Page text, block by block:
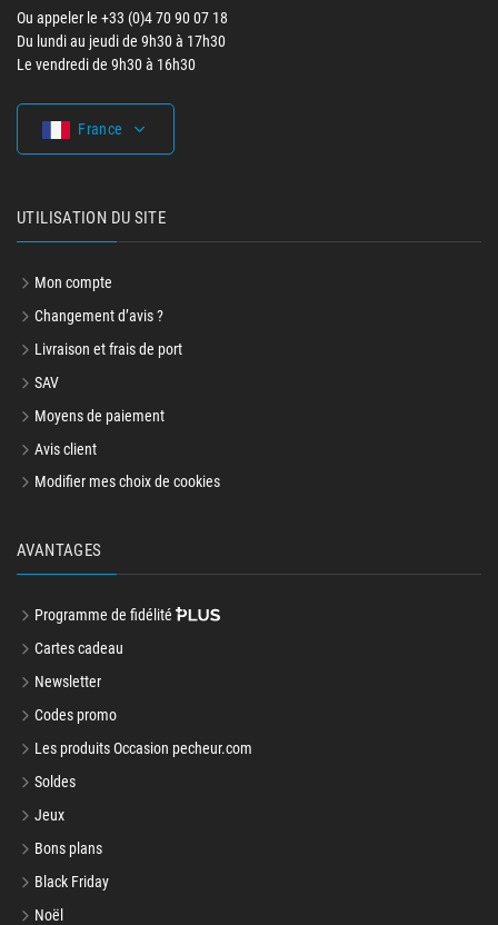
Ou appeler le +33 (0)4 70 90 07 18
Du lundi au jeudi de 9h30 à 17h30
Le vendredi de 9h30 à 16h30
France
UTILISATION DU SITE
Mon compte
Changement d’avis ?
Livraison et frais de port
SAV
Moyens de paiement
Avis client
Modifier mes choix de cookies
AVANTAGES
Programme de fidélité
Cartes cadeau
Newsletter
Codes promo
Les produits Occasion pecheur.com
Soldes
Jeux
Bons plans
Black Friday
Noël